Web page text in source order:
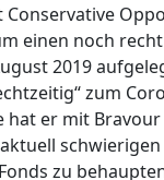
Conservative
einen noch
2019
zum
hat er mit
zu